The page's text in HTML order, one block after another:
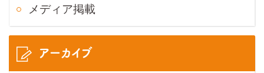
メディア掲載
アーカイブ